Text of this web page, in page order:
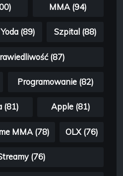
MMA (94)
(89) Szpital (88)
(87)
Programowanie (82)
(81) Apple (81)
MMA (78) OLX (76)
(76)